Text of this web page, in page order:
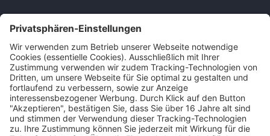
Wir benötigen Ihre
Zustimmung, um den Google
Maps-Service zu laden!
Wir verwenden einen Service eines
Drittanbieters, um Karteninhalte
einzubetten. Dieser Service kann Daten
zu Ihren Aktivitäten sammeln. Bitte lesen